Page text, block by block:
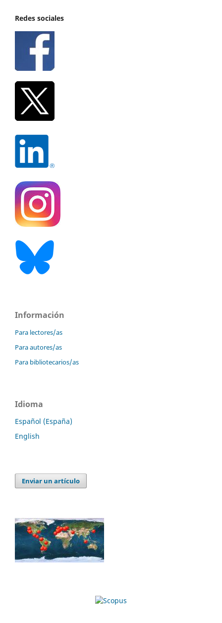
Redes sociales
Información
Para lectores/as
Para autores/as
Para bibliotecarios/as
Idioma
Español (España)
English
Enviar un artículo